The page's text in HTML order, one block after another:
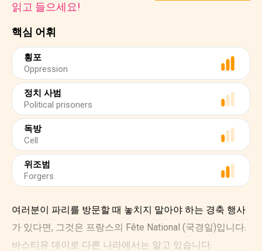
핵심 어휘
횡포
Oppression
정치 사범
Political prisoners
독방
Cell
위조범
Forgers
읽고 들으세요!
여러분이 파리를 방문할 때 놓치지 말아야 하는 경축 행사
가 있다면, 그것은 프랑스의 Fête National (국경일)입니다.
바스티유 데이로 다른 나라에서는 알고 있습니다.